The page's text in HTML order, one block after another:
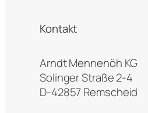
Kontakt
Arndt Mennenöh KG
Solinger Straße 2-4
D-42857 Remscheid